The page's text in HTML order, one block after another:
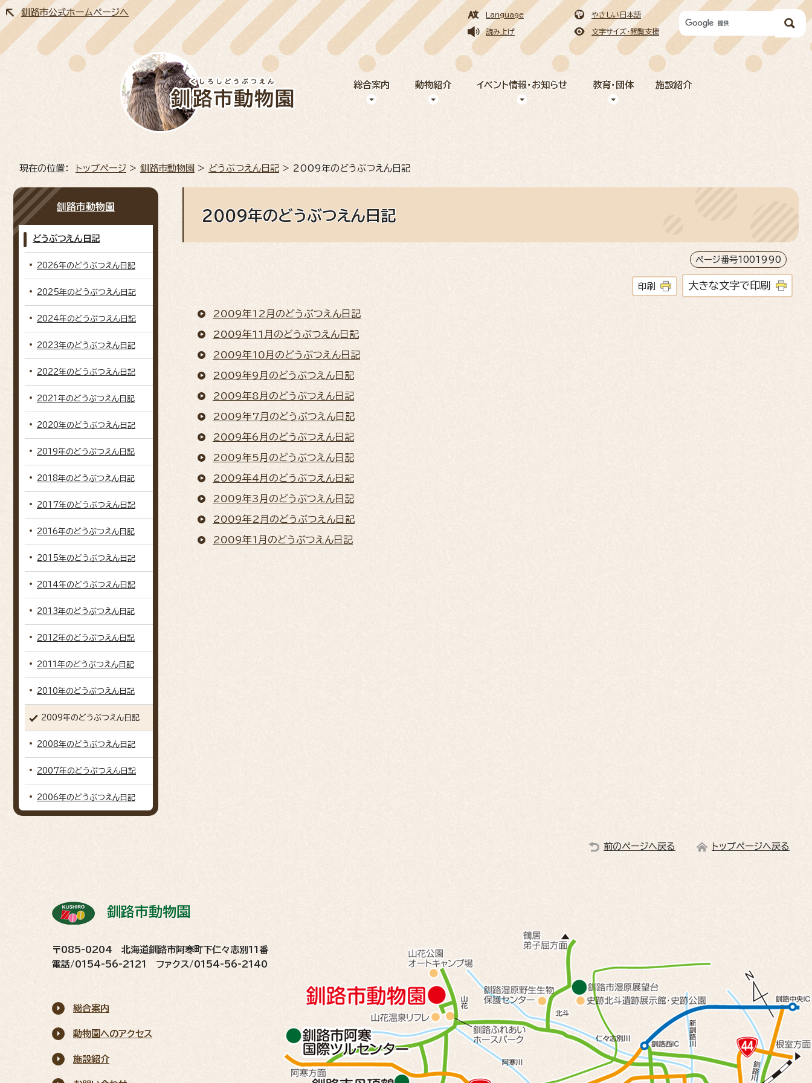
総合案内 動物紹介 イベント情報・お知らせ 教育・団体 施設紹介
Language やさしい日本語
読み上げ 文字サイズ・閲覧支援
釧路市公式ホームページへ
現在の位置： トップページ > 釧路市動物園 > どうぶつえん日記 > 2009年のどうぶつえん日記
2009年のどうぶつえん日記
ページ番号1001990
印刷 大きな文字で印刷
2009年12月のどうぶつえん日記
2009年11月のどうぶつえん日記
2009年10月のどうぶつえん日記
2009年9月のどうぶつえん日記
2009年8月のどうぶつえん日記
2009年7月のどうぶつえん日記
2009年6月のどうぶつえん日記
2009年5月のどうぶつえん日記
2009年4月のどうぶつえん日記
2009年3月のどうぶつえん日記
2009年2月のどうぶつえん日記
2009年1月のどうぶつえん日記
釧路市動物園
どうぶつえん日記
2026年のどうぶつえん日記
2025年のどうぶつえん日記
2024年のどうぶつえん日記
2023年のどうぶつえん日記
2022年のどうぶつえん日記
2021年のどうぶつえん日記
2020年のどうぶつえん日記
2019年のどうぶつえん日記
2018年のどうぶつえん日記
2017年のどうぶつえん日記
2016年のどうぶつえん日記
2015年のどうぶつえん日記
2014年のどうぶつえん日記
2013年のどうぶつえん日記
2012年のどうぶつえん日記
2011年のどうぶつえん日記
2010年のどうぶつえん日記
2009年のどうぶつえん日記
2008年のどうぶつえん日記
2007年のどうぶつえん日記
2006年のどうぶつえん日記
前のページへ戻る トップページへ戻る
釧路市動物園
〒085-0204 北海道釧路市阿寒町下仁々志別11番
電話/0154-56-2121 ファクス/0154-56-2140
総合案内
動物園へのアクセス
施設紹介